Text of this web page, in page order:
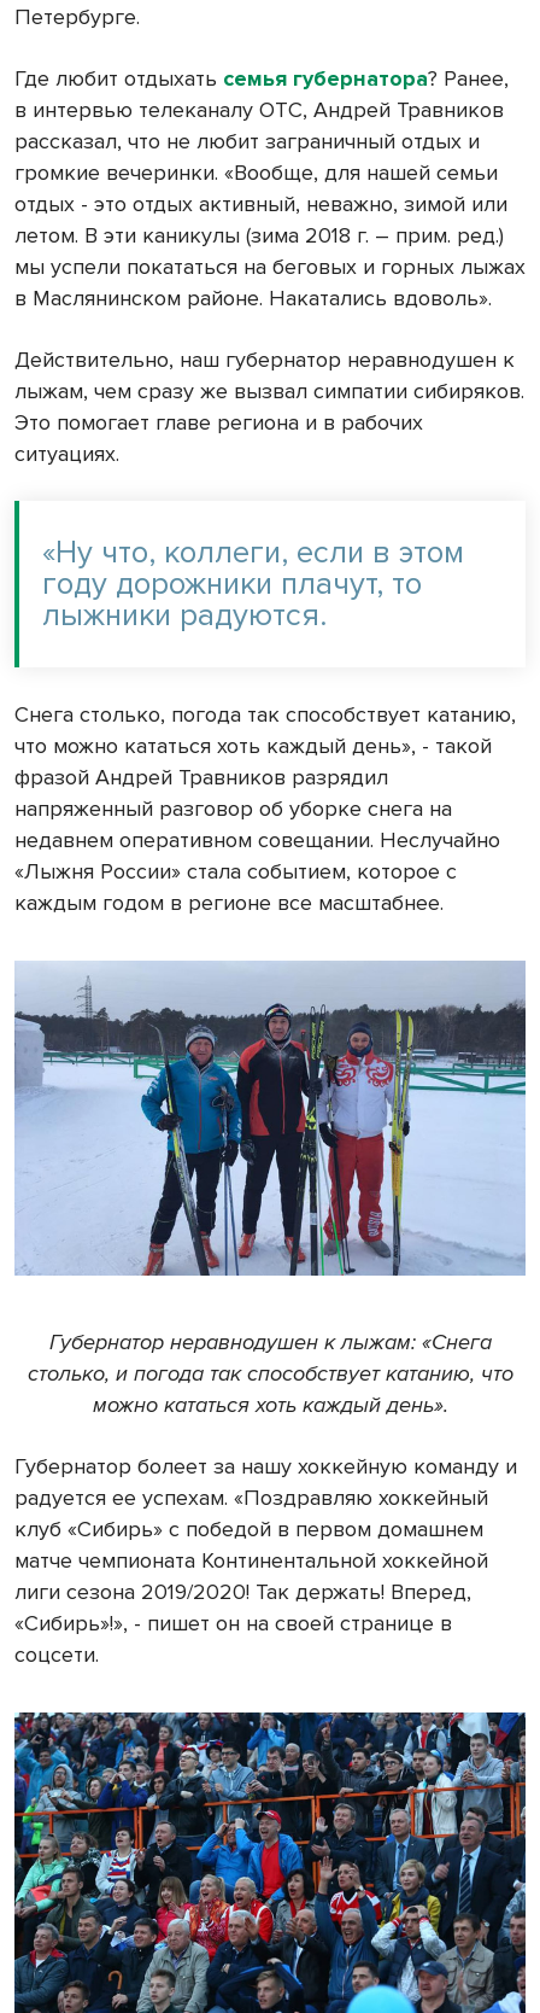
Петербурге.
Где любит отдыхать семья губернатора? Ранее,
в интервью телеканалу ОТС, Андрей Травников
рассказал, что не любит заграничный отдых и
громкие вечеринки. «Вообще, для нашей семьи
отдых - это отдых активный, неважно, зимой или
летом. В эти каникулы (зима 2018 г. – прим. ред.)
мы успели покататься на беговых и горных лыжах
в Маслянинском районе. Накатались вдоволь».
Действительно, наш губернатор неравнодушен к
лыжам, чем сразу же вызвал симпатии сибиряков.
Это помогает главе региона и в рабочих
ситуациях.
«Ну что, коллеги, если в этом
году дорожники плачут, то
лыжники радуются.
Снега столько, погода так способствует катанию,
что можно кататься хоть каждый день», - такой
фразой Андрей Травников разрядил
напряженный разговор об уборке снега на
недавнем оперативном совещании. Неслучайно
«Лыжня России» стала событием, которое с
каждым годом в регионе все масштабнее.
Губернатор неравнодушен к лыжам: «Снега
столько, и погода так способствует катанию, что
можно кататься хоть каждый день».
Губернатор болеет за нашу хоккейную команду и
радуется ее успехам. «Поздравляю хоккейный
клуб «Сибирь» с победой в первом домашнем
матче чемпионата Континентальной хоккейной
лиги сезона 2019/2020! Так держать! Вперед,
«Сибирь»!», - пишет он на своей странице в
соцсети.